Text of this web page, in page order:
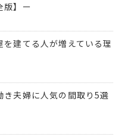
版】ー
建てる人が増えている理
夫婦に人気の間取り5選